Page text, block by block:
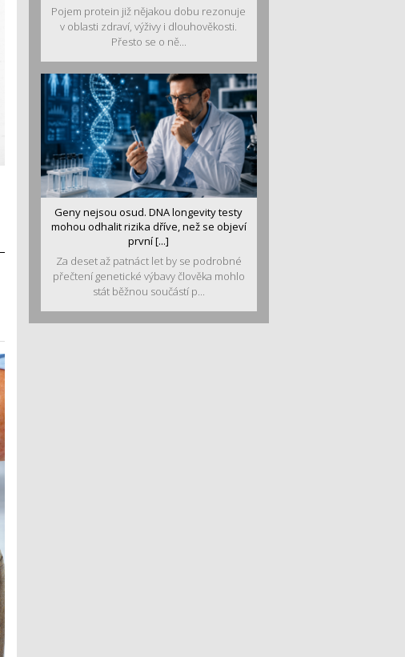
Pojem protein již nějakou dobu rezonuje
v oblasti zdraví, výživy i dlouhověkosti.
Přesto se o ně...
Geny nejsou osud. DNA longevity testy
mohou odhalit rizika dříve, než se objeví
první [...]
Za deset až patnáct let by se podrobné
přečtení genetické výbavy člověka mohlo
stát běžnou součástí p...